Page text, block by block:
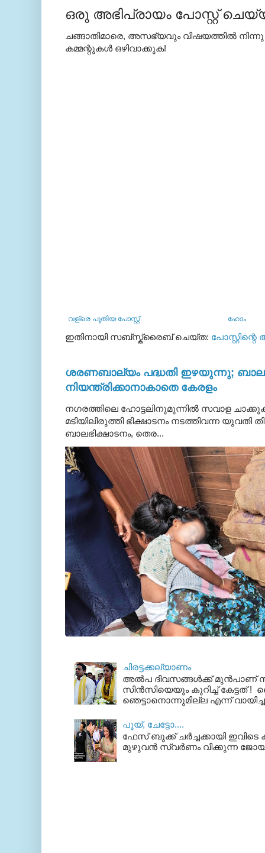
ഒരു അഭിപ്രായം പോസ്റ്റ്
ചങ്ങാതിമാരെ, അസഭ്യവും വിഷയത്തില്‍ നിന്നു
കമ്മന്റുകള്‍ ഒഴിവാക്കുക!
വള്രെ പുതിയ പോസ്റ്റ് ഹോം
ഇതിനായി സബ്‌സ്ക്രൈബ് ചെയ്ത:
ശരണബാല്യം പദ്ധതി ഇഴയുന്നു;
നിയന്ത്രിക്കാനാകാതെ കേരളം
നഗരത്തിലെ ഹോട്ടലിനുമുന്നിൽ സവാള
മടിയിലിരുത്തി ഭിക്ഷാടനം നടത്തിവന്ന
ബാലഭിക്ഷാടനം, തെര...
ചിരട്ടക്കല്യാണം
അല്‍പ ദിവസങ്ങള്‍ക്ക് മുന്‍പാണ്
സിന്‍സിയെയും കുറിച്ച് കേട്ടത് !
ഞെട്ടാനൊന്നുമില്ല എന്ന്
പൂയ്‌, ചേട്ടോ....
ഫേസ് ബുക്ക്‌ ചര്‍ച്ചക്കായി
മുഴുവന്‍ സ്വര്‍ണം വിക്കുന്ന